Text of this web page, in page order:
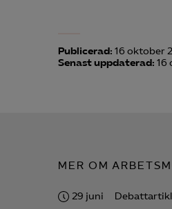
Publicerad: 16 oktober
Senast uppdaterad: 16
MER OM
29 juni